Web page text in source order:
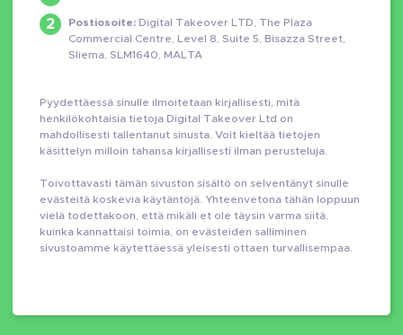
Postiosoite: Digital Takeover LTD, The Plaza
Commercial Centre, Level 8, Suite 5, Bisazza Street,
Sliema, SLM1640, MALTA
Pyydettäessä sinulle ilmoitetaan kirjallisesti, mitä
henkilökohtaisia ​​tietoja Digital Takeover Ltd on
mahdollisesti tallentanut sinusta. Voit kieltää tietojen
käsittelyn milloin tahansa kirjallisesti ilman perusteluja.
Toivottavasti tämän sivuston sisältö on selventänyt sinulle
evästeitä koskevia käytäntöjä. Yhteenvetona tähän loppuun
vielä todettakoon, että mikäli et ole täysin varma siitä,
kuinka kannattaisi toimia, on evästeiden salliminen
sivustoamme käytettäessä yleisesti ottaen turvallisempaa.